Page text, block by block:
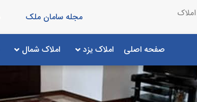
مجله سامان ملک
صفحه اصلی املاک یزد املاک شمال